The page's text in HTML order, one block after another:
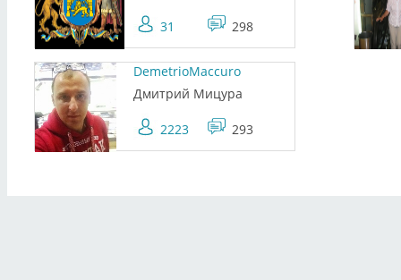
31 298
DemetrioMaccuro
Дмитрий Мицура
2223 293